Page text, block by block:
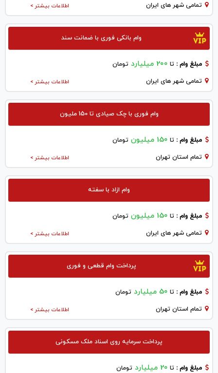
اطلاعات بیشتر > تمامی شهر های ایران
وام بانکی فوری با ضمانت سند
مبلغ وام : تا 200 میلیارد تومان
اطلاعات بیشتر > تمامی شهر های ایران
وام فوری با چک صیادی تا 150 ملیون
مبلغ وام : تا 150 میلیون تومان
اطلاعات بیشتر > تمام استان تهران
وام ازاد با سفته
مبلغ وام : تا 150 میلیون تومان
اطلاعات بیشتر > تمامی شهر های ایران
پرداخت وام قطعی و فوری
مبلغ وام : تا 50 میلیارد تومان
اطلاعات بیشتر > تمام استان تهران
پرداخت سرمایه روی اسناد ملک مسکونی
مبلغ وام : تا 20 میلیارد تومان